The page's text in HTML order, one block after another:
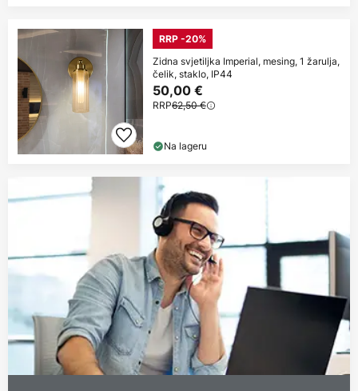
RRP -20%
Zidna svjetiljka Imperial, mesing, 1 žarulja,
čelik, staklo, IP44
50,00 €
RRP62,50 €
Na lageru